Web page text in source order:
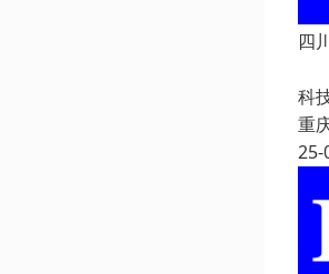
四
科
重
25-